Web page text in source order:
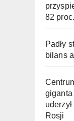
82
Padły
bilans
giganta
Rosji